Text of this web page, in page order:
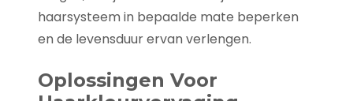
haarsysteem in bepaalde mate beperken
en de levensduur ervan verlengen.
Oplossingen Voor